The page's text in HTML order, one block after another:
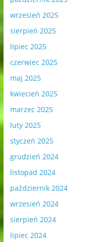
wrzesień 2025
sierpień 2025
lipiec 2025
czerwiec 2025
maj 2025
kwiecień 2025
marzec 2025
luty 2025
styczeń 2025
grudzień 2024
listopad 2024
październik 2024
wrzesień 2024
sierpień 2024
lipiec 2024